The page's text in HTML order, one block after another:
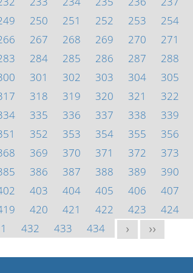
250 251 252 253 254
267 268 269 270 271
284 285 286 287 288
301 302 303 304 305
318 319 320 321 322
335 336 337 338 339
352 353 354 355 356
369 370 371 372 373
386 387 388 389 390
403 404 405 406 407
420 421 422 423 424
432 433 434 > >>